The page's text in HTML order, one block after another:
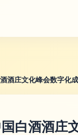
庄文化峰会数字化
白酒酒庄